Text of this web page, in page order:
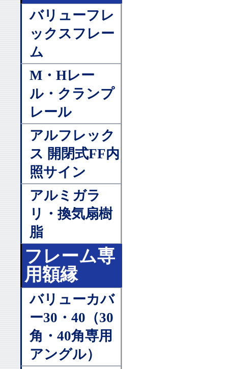
バリューフレ
ックスフレー
ム
M・Hレー
ル・クランプ
レール
アルフレック
ス 開閉式FF内
照サイン
アルミガラ
リ・換気扇樹
脂
フレーム専
用額縁
バリューカバ
ー30・40（30
角・40角専用
アングル）